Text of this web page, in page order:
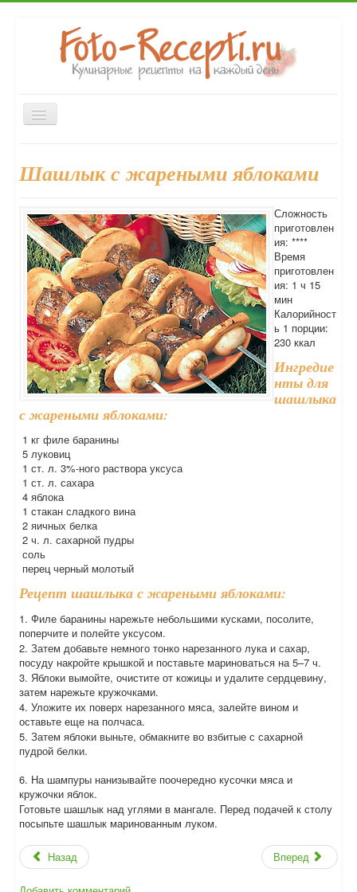
Включить/
выключить
Десерты Выпечка Напитки
Консервирование
Шашлык с жареными яблоками
Сложность
приготовлен
ия: ****
Время
приготовлен
ия: 1 ч 15
мин
Калорийност
ь 1 порции:
230 ккал
Ингредие
нты для
шашлыка
с жареными яблоками:
1 кг филе баранины
5 луковиц
1 ст. л. 3%-ного раствора уксуса
1 ст. л. сахара
4 яблока
1 стакан сладкого вина
2 яичных белка
2 ч. л. сахарной пудры
соль
перец черный молотый
Рецепт шашлыка с жареными яблоками:
1. Филе баранины нарежьте небольшими кусками, посолите,
поперчите и полейте уксусом.
2. Затем добавьте немного тонко нарезанного лука и сахар,
посуду накройте крышкой и поставьте мариноваться на 5–7 ч.
3. Яблоки вымойте, очистите от кожицы и удалите сердцевину,
затем нарежьте кружочками.
4. Уложите их поверх нарезанного мяса, залейте вином и
оставьте еще на полчаса.
5. Затем яблоки выньте, обмакните во взбитые с сахарной
пудрой белки.
6. На шампуры нанизывайте поочередно кусочки мяса и
кружочки яблок.
Готовьте шашлык над углями в мангале. Перед подачей к столу
посыпьте шашлык маринованным луком.
Назад Вперед